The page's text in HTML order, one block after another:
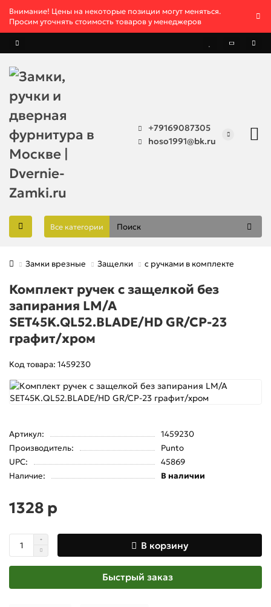
Внимание! Цены на некоторые позиции могут меняться.
Просим уточнять стоимость товаров у менеджеров
+79169087305
hoso1991@bk.ru
Все категории
Замки врезные Защелки с ручками в комплекте
Комплект ручек с защелкой без
запирания LM/A
SET45K.QL52.BLADE/HD GR/CP-23
графит/хром
Код товара: 1459230
Артикул:
1459230
Производитель:
Punto
UPC:
45869
Наличие:
В наличии
1328 р
В корзину
Быстрый заказ